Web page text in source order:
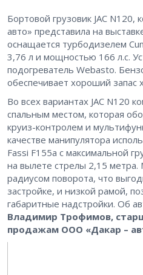
Бортовой грузовик JAC
авто» представила на
оснащается турбодизелем
3,76 л и мощностью 166 л.с.
подогреватель Webasto.
обеспечивает хороший запас
Во всех вариантах JAC N120
спальным местом, которая
круиз-контролем и
качестве манипулятора
Fassi F155a с максимальной
на вылете стрелы 2,15
радиусом поворота, что
застройке, и низкой рамой,
габаритные надстройки. Об
Владимир Трофимов,
продажам ООО «Дакар –